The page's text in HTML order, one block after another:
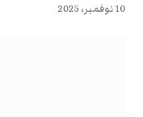
10 نوفمبر، 2025